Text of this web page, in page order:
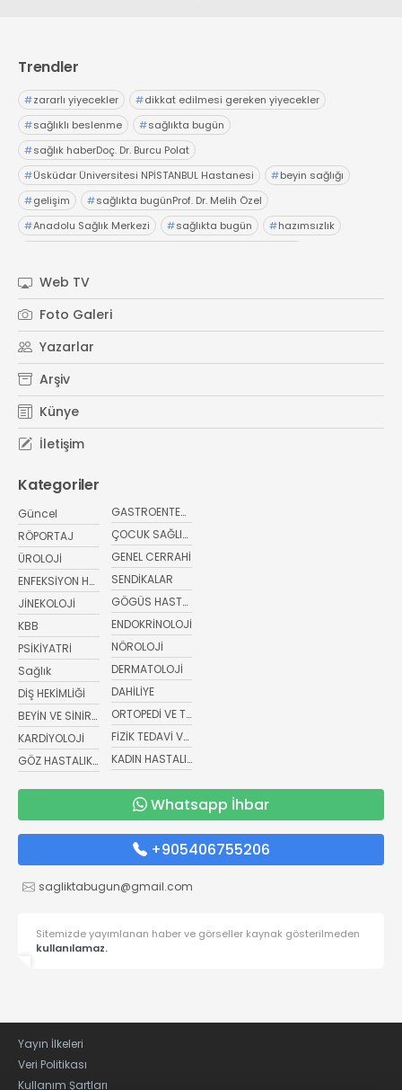
Trendler
#zararlı yiyecekler #dikkat edilmesi gereken yiyecekler
#sağlıklı beslenme #sağlıkta bugün
#sağlık haberDoç. Dr. Burcu Polat
#Üsküdar Üniversitesi NPİSTANBUL Hastanesi #beyin sağlığı
#gelişim #sağlıkta bugünProf. Dr. Melih Özel
#Anadolu Sağlık Merkezi #sağlıkta bugün #hazımsızlık
# Dr. İsmail Çalıkoğlu
#sağlıkta bugünElensilia Arbutin Serum #K-Land
Web TV
Foto Galeri
Yazarlar
Arşiv
Künye
İletişim
Kategoriler
Güncel
RÖPORTAJ
ÜROLOJİ
ENFEKSİYON HASTALIKLARI
JİNEKOLOJİ
KBB
PSİKİYATRİ
Sağlık
DİŞ HEKİMLİĞİ
BEYİN VE SİNİR CERRAHİSİ
KARDİYOLOJİ
GÖZ HASTALIKLARI
GASTROENTEROLOJİ
ÇOCUK SAĞLIĞI VE HASTALIKLARI
GENEL CERRAHİ
SENDİKALAR
GÖGÜS HASTALIKLARI
ENDOKRİNOLOJİ
NÖROLOJİ
DERMATOLOJİ
DAHİLİYE
ORTOPEDİ VE TRAVMATOLOJİ
FİZİK TEDAVİ VE REHABİLİTASYON
KADIN HASTALIKLARI VE DOĞUM
Whatsapp İhbar
+905406755206
sagliktabugun@gmail.com
Sitemizde yayımlanan haber ve görseller kaynak gösterilmeden
kullanılamaz.
Yayın İlkeleri
Veri Politikası
Kullanım Şartları
DERMATOLOJİ
ENDOKRİNOLOJİ
NÖROLOJİ
ORTOPEDİ VE TRAVMATOLOJİ
DAHİLİYE
FİZİK TEDAVİ VE REHABİLİTASYON